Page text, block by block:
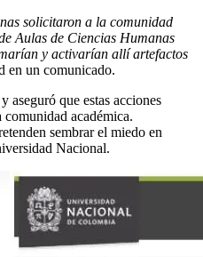
solicitaron a la comunidad
Aulas de Ciencias Humanas
y activarían allí artefactos
en un comunicado.
aseguró que estas acciones
comunidad académica.
sembrar el miedo en
Nacional.